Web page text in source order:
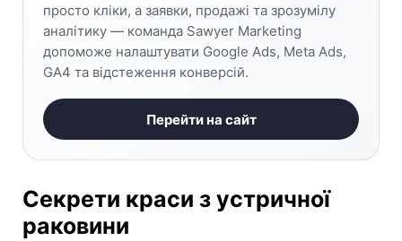
просто кліки, а заявки, продажі та зрозумілу
аналітику — команда Sawyer Marketing
допоможе налаштувати Google Ads, Meta Ads,
GA4 та відстеження конверсій.
Перейти на сайт
Секрети краси з устричної
раковини